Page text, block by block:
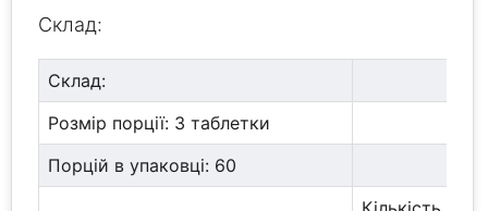
Склад:
Склад:
Розмір порції: 3 таблетки
Порцій в упаковці: 60